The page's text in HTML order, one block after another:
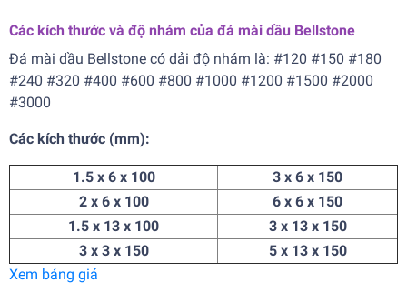
Các kích thước và độ nhám của đá mài dầu Bellstone
Đá mài dầu Bellstone có dải độ nhám là: #120 #150 #180
#240 #320 #400 #600 #800 #1000 #1200 #1500 #2000
#3000
Các kích thước (mm):
1.5 x 6 x 100
3 x 6 x 150
2 x 6 x 100
6 x 6 x 150
1.5 x 13 x 100
3 x 13 x 150
3 x 3 x 150
5 x 13 x 150
Xem bảng giá